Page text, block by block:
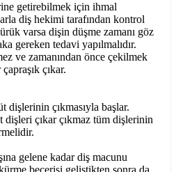
getirebilmek için ihmal
diş hekimi tarafından kontrol
varsa dişin düşme zamanı göz
gereken tedavi yapılmalıdır.
ve zamanından önce çekilmek
çıkar.
dişlerinin çıkmasıyla başlar.
çıkar çıkmaz tüm dişlerinin
gelene kadar diş macunu